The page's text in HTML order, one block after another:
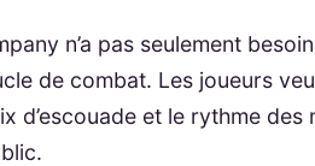
n’a pas seulement
de combat. Les joueurs
d’escouade et le rythme des